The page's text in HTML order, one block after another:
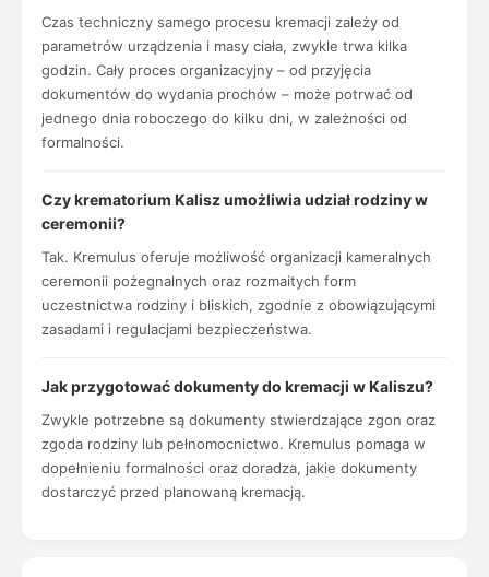
Czas techniczny samego procesu kremacji zależy od
parametrów urządzenia i masy ciała, zwykle trwa kilka
godzin. Cały proces organizacyjny – od przyjęcia
dokumentów do wydania prochów – może potrwać od
jednego dnia roboczego do kilku dni, w zależności od
formalności.
Czy krematorium Kalisz umożliwia udział rodziny w
ceremonii?
Tak. Kremulus oferuje możliwość organizacji kameralnych
ceremonii pożegnalnych oraz rozmaitych form
uczestnictwa rodziny i bliskich, zgodnie z obowiązującymi
zasadami i regulacjami bezpieczeństwa.
Jak przygotować dokumenty do kremacji w Kaliszu?
Zwykle potrzebne są dokumenty stwierdzające zgon oraz
zgoda rodziny lub pełnomocnictwo. Kremulus pomaga w
dopełnieniu formalności oraz doradza, jakie dokumenty
dostarczyć przed planowaną kremacją.